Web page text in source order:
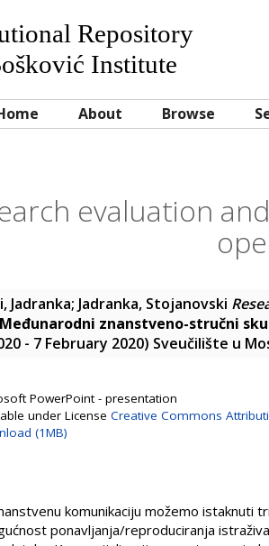
Repository
Institute
About Browse
evaluation
Jadranka; Jadranka, Stojanovski
Međunarodni znanstveno-stručni
- 7 February 2020) Sveučilište u
PowerPoint - presentation
under License Creative Commons
(1MB)
komunikaciju možemo
ponavljanja/reproduciranja